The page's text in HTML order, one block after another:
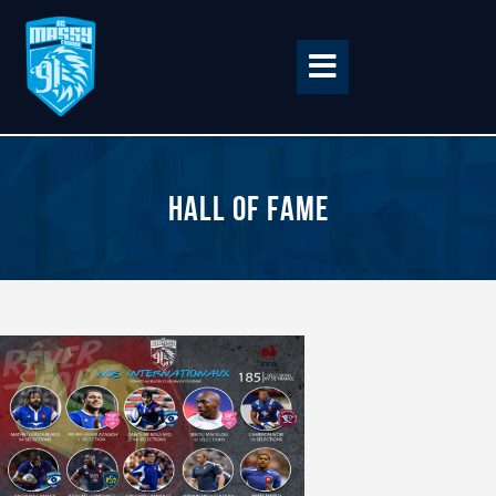
BILLETTERIE
EQUIPE PRO
RCME Association
ENTREPRISES &
PARTENAIRES
Hall of fame